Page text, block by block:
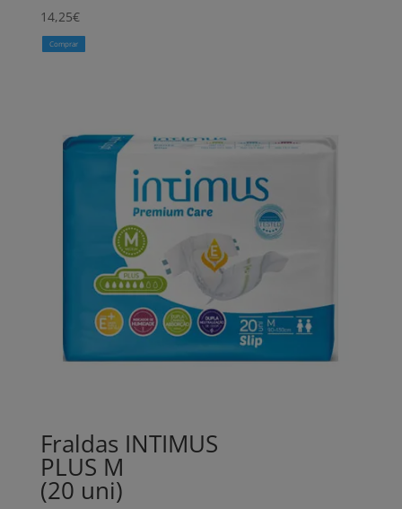
14,25€
Comprar
Fraldas INTIMUS
PLUS M
(20 uni)